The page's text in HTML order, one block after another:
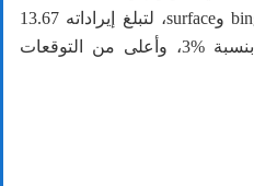
حيث يضم ‏windows‏ وxbox‏ وbing‏ وsurface، لتبلغ إيراداته 13.67
مليار دولار، ‏وكان ذلك أعلى بنسبة %3، وأعلى من التوقعات